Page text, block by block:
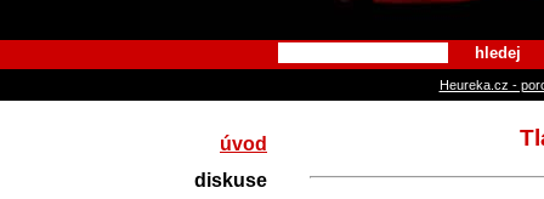
hledej
Heureka.cz -
úvod
diskuse